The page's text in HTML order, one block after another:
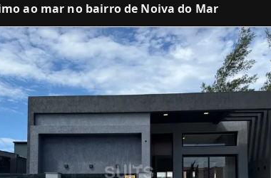
ao mar no bairro de Noiva do Mar